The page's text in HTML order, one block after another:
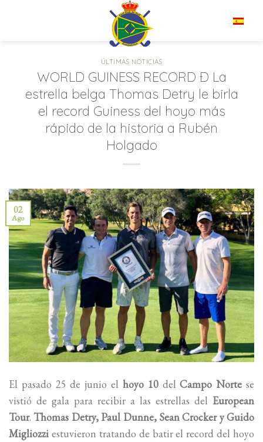
ÚLTIMAS NOTICIAS
WORLD GUINESS RECORD Ð La
estrella belga Thomas Detry le birla
el record Guiness del hoyo más
rápido de la historia a Rubén
Holgado
02
Ago
El pasado 25 de junio el hoyo 10delCampo Norte se
vistió de gala para recibir a las estrellas del European
Tour. Thomas Detry, Paul Dunne, Sean Crocker y Guido
Migliozzi estuvieron tratando de batir el record del hoyo